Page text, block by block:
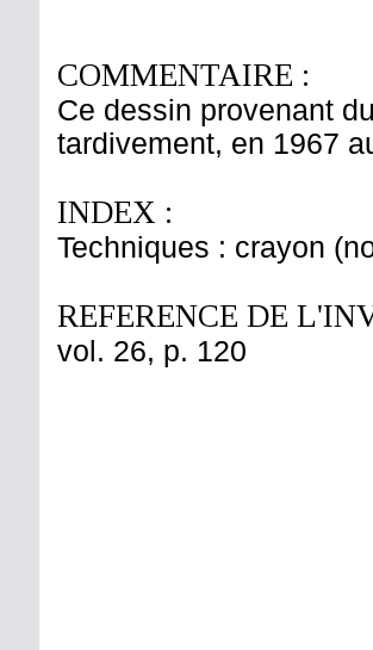
COMMENTAIRE :
Ce dessin provenant
tardivement, en 1967
INDEX :
Techniques : crayon
REFERENCE DE
vol. 26, p. 120